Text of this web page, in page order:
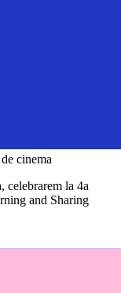
cinema
celebrarem la 4a
and Sharing